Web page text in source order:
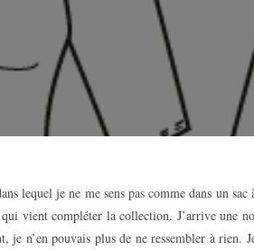
lequel je ne me sens pas comme dans un
vient compléter la collection. J’arrive une
je n’en pouvais plus de ne ressembler à